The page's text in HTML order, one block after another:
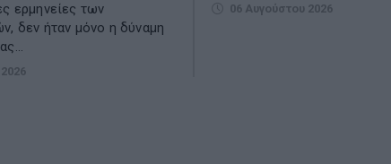
ερμηνείες των
δεν ήταν μόνο η δύναμη
06 Αυγούστου 2026